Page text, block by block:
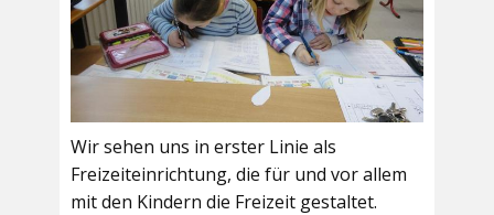
Wir sehen uns in erster Linie als
Freizeiteinrichtung, die für und vor allem
mit den Kindern die Freizeit gestaltet.